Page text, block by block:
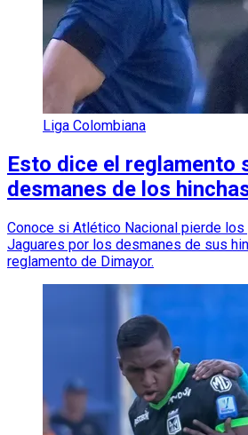
Liga Colombiana
Esto dice el reglamento
desmanes de los
Conoce si Atlético Nacional pierde los
Jaguares por los desmanes de sus
reglamento de Dimayor.